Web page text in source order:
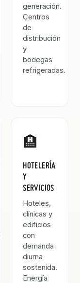
generación.
Centros
de
distribución
y
bodegas
refrigeradas.
🏨
HOTELERÍA
Y
SERVICIOS
Hoteles,
clínicas y
edificios
con
demanda
diurna
sostenida.
Energía